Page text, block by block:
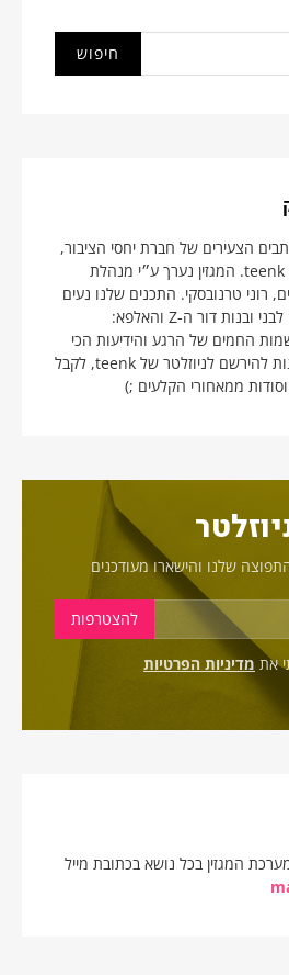
הצעירים של חברת יחסי הציבור,
המתמחה בשיווק לנוער, teenk. המגזין נערך ע״י מנהלת
רוני טרנובסקי. התכנים שלנו נעים
בין כל העולמות שנוגעים לבני ובנות דור ה-Z והאלפא:
החמים של הרגע והידיעות הכי
עדכניות. מוזמנים ומוזמנות להירשם לניוזלטר של teenk, לקבל
ממאחורי הקלעים ;)
שלנו והישארו מעודכנים
את מדיניות הפרטיות
המגזין בכל נושא בכתובת מייל